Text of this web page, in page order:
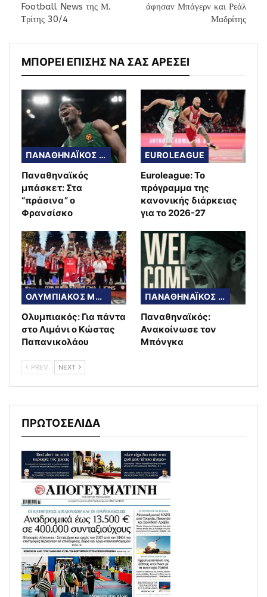
Football News της Μ.
Τρίτης 30/4
άφησαν Μπάγερν και Ρεάλ
Μαδρίτης
ΜΠΟΡΕΙ ΕΠΙΣΗΣ ΝΑ ΣΑΣ ΑΡΕΣΕΙ
ΠΑΝΑΘΗΝΑΪΚΟΣ ΜΠΑΣΚΕΤ
Παναθηναϊκός
μπάσκετ: Στα
“πράσινα” ο
Φρανσίσκο
EUROLEAGUE
Euroleague: Το
πρόγραμμα της
κανονικής διάρκειας
για το 2026-27
ΟΛΥΜΠΙΑΚΟΣ ΜΠΑΣΚΕΤ
Ολυμπιακός: Για πάντα
στο Λιμάνι ο Κώστας
Παπανικολάου
ΠΑΝΑΘΗΝΑΪΚΟΣ ΜΠΑΣΚΕΤ
Παναθηναϊκός:
Ανακοίνωσε τον
Μπόνγκα
PREV NEXT
ΠΡΩΤΟΣΕΛΙΔΑ